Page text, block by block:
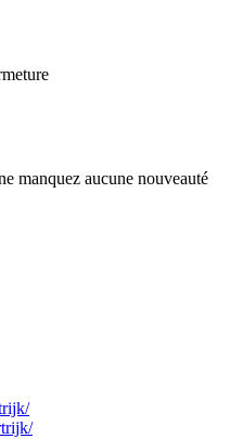
manquez aucune nouveauté